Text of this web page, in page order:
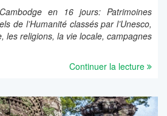
en 16 jours: Patrimoines
de l’Humanité classés par l’Unesco,
les religions, la vie locale, campagnes
Continuer la lecture